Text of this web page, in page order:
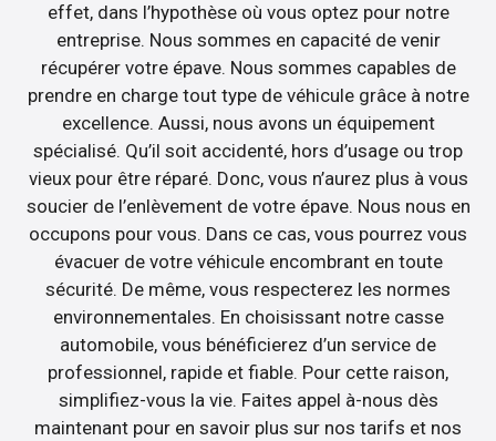
effet, dans l’hypothèse où vous optez pour notre
entreprise. Nous sommes en capacité de venir
récupérer votre épave. Nous sommes capables de
prendre en charge tout type de véhicule grâce à notre
excellence. Aussi, nous avons un équipement
spécialisé. Qu’il soit accidenté, hors d’usage ou trop
vieux pour être réparé. Donc, vous n’aurez plus à vous
soucier de l’enlèvement de votre épave. Nous nous en
occupons pour vous. Dans ce cas, vous pourrez vous
évacuer de votre véhicule encombrant en toute
sécurité. De même, vous respecterez les normes
environnementales. En choisissant notre casse
automobile, vous bénéficierez d’un service de
professionnel, rapide et fiable. Pour cette raison,
simplifiez-vous la vie. Faites appel à-nous dès
maintenant pour en savoir plus sur nos tarifs et nos